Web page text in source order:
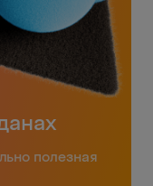
полезная